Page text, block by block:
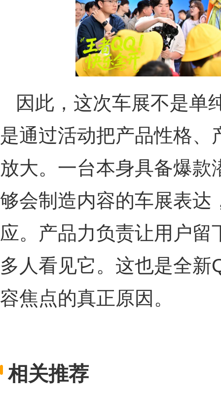
因此，这次车展不是单
是通过活动把产品性格
放大。一台本身具备爆
够会制造内容的车展表达
应。产品力负责让用户
多人看见它。这也是全新
容焦点的真正原因。
相关推荐